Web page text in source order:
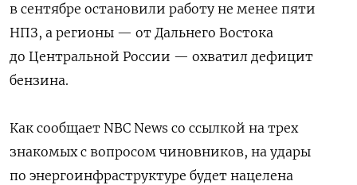
в сентябре остановили работу не менее пяти
НПЗ, а регионы — от Дальнего Востока
до Центральной России — охватил дефицит
бензина.
Как сообщает NBC News со ссылкой на трех
знакомых с вопросом чиновников, на удары
по энергоинфраструктуре будет нацелена